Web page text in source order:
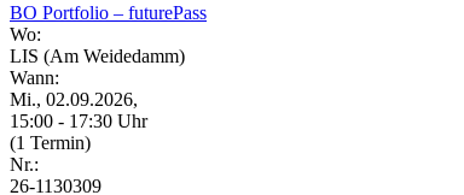
BO Portfolio – futurePass
Wo:
LIS (Am Weidedamm)
Wann:
Mi., 02.09.2026,
15:00 - 17:30 Uhr
(1 Termin)
Nr.:
26-1130309